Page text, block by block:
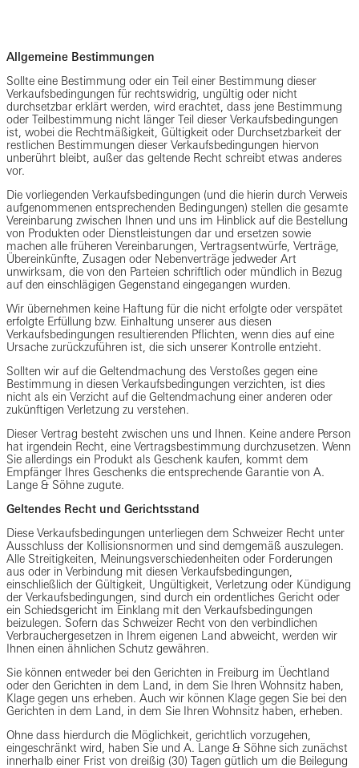
Allgemeine Bestimmungen
Sollte eine Bestimmung oder ein Teil einer Bestimmung dieser
Verkaufsbedingungen für rechtswidrig, ungültig oder nicht
durchsetzbar erklärt werden, wird erachtet, dass jene Bestimmung
oder Teilbestimmung nicht länger Teil dieser Verkaufsbedingungen
ist, wobei die Rechtmäßigkeit, Gültigkeit oder Durchsetzbarkeit der
restlichen Bestimmungen dieser Verkaufsbedingungen hiervon
unberührt bleibt, außer das geltende Recht schreibt etwas anderes
vor.
Die vorliegenden Verkaufsbedingungen (und die hierin durch Verweis
aufgenommenen entsprechenden Bedingungen) stellen die gesamte
Vereinbarung zwischen Ihnen und uns im Hinblick auf die Bestellung
von Produkten oder Dienstleistungen dar und ersetzen sowie
machen alle früheren Vereinbarungen, Vertragsentwürfe, Verträge,
Übereinkünfte, Zusagen oder Nebenverträge jedweder Art
unwirksam, die von den Parteien schriftlich oder mündlich in Bezug
auf den einschlägigen Gegenstand eingegangen wurden.
Wir übernehmen keine Haftung für die nicht erfolgte oder verspätet
erfolgte Erfüllung bzw. Einhaltung unserer aus diesen
Verkaufsbedingungen resultierenden Pflichten, wenn dies auf eine
Ursache zurückzuführen ist, die sich unserer Kontrolle entzieht.
Sollten wir auf die Geltendmachung des Verstoßes gegen eine
Bestimmung in diesen Verkaufsbedingungen verzichten, ist dies
nicht als ein Verzicht auf die Geltendmachung einer anderen oder
zukünftigen Verletzung zu verstehen.
Dieser Vertrag besteht zwischen uns und Ihnen. Keine andere Person
hat irgendein Recht, eine Vertragsbestimmung durchzusetzen. Wenn
Sie allerdings ein Produkt als Geschenk kaufen, kommt dem
Empfänger Ihres Geschenks die entsprechende Garantie von A.
Lange & Söhne zugute.
Geltendes Recht und Gerichtsstand
Diese Verkaufsbedingungen unterliegen dem Schweizer Recht unter
Ausschluss der Kollisionsnormen und sind demgemäß auszulegen.
Alle Streitigkeiten, Meinungsverschiedenheiten oder Forderungen
aus oder in Verbindung mit diesen Verkaufsbedingungen,
einschließlich der Gültigkeit, Ungültigkeit, Verletzung oder Kündigung
der Verkaufsbedingungen, sind durch ein ordentliches Gericht oder
ein Schiedsgericht im Einklang mit den Verkaufsbedingungen
beizulegen. Sofern das Schweizer Recht von den verbindlichen
Verbrauchergesetzen in Ihrem eigenen Land abweicht, werden wir
Ihnen einen ähnlichen Schutz gewähren.
Sie können entweder bei den Gerichten in Freiburg im Üechtland
oder den Gerichten in dem Land, in dem Sie Ihren Wohnsitz haben,
Klage gegen uns erheben. Auch wir können Klage gegen Sie bei den
Gerichten in dem Land, in dem Sie Ihren Wohnsitz haben, erheben.
Ohne dass hierdurch die Möglichkeit, gerichtlich vorzugehen,
eingeschränkt wird, haben Sie und A. Lange & Söhne sich zunächst
innerhalb einer Frist von dreißig (30) Tagen gütlich um die Beilegung